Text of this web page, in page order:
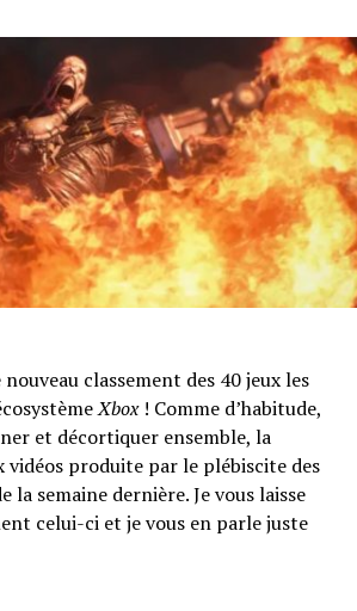
classement des 40 jeux les
Xbox! Comme d’habitude,
et décortiquer ensemble, la
vidéos produite par le plébiscite des
la semaine dernière. Je vous laisse
celui-ci et je vous en parle juste